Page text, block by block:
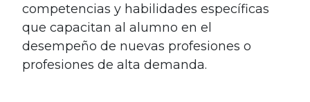
competencias y habilidades específicas
que capacitan al alumno en el
desempeño de nuevas profesiones o
profesiones de alta demanda.